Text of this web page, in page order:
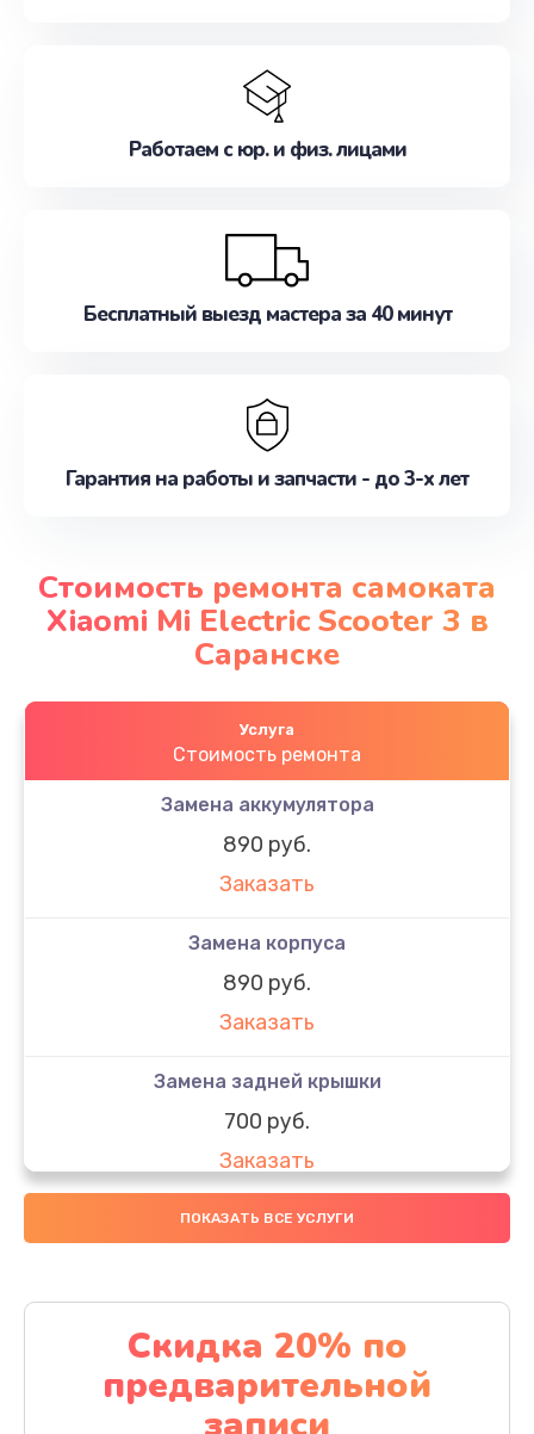
Работаем с юр. и физ. лицами
Бесплатный выезд мастера за 40 минут
Гарантия на работы и запчасти - до 3-х лет
Стоимость ремонта самоката
Xiaomi Mi Electric Scooter 3 в
Саранске
Услуга
Стоимость ремонта
Замена аккумулятора
890 руб.
Заказать
Замена корпуса
890 руб.
Заказать
Замена задней крышки
700 руб.
Заказать
Комплексная чистка
Заказать
Замена стекла
1100 руб.
ПОКАЗАТЬ ВСЕ УСЛУГИ
Скидка 20% по
предварительной